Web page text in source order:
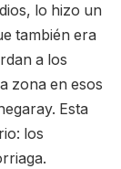
lo hizo un
también era
a los
zona en esos
Esta
los